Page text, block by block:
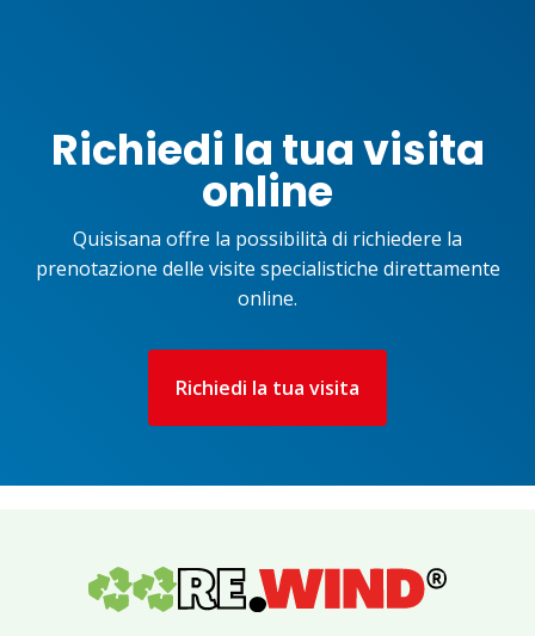
Richiedi la tua visita
online
Quisisana offre la possibilità di richiedere la
prenotazione delle visite specialistiche direttamente
online.
Richiedi la tua visita